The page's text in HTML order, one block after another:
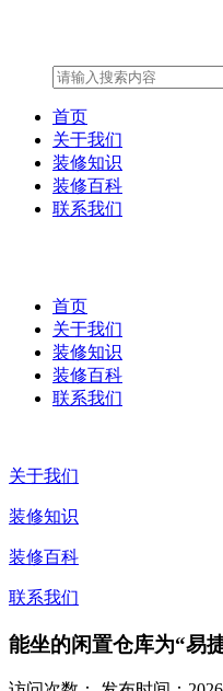
首页
关于我们
装修知识
装修百科
联系我们
首页
关于我们
装修知识
装修百科
联系我们
关于我们
装修知识
装修百科
联系我们
能坐的闲置仓库为“易